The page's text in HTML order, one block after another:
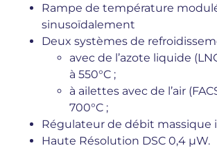
Rampe de température
sinusoïdalement
Deux systèmes de
avec de l’azote liquide
à 550°C ;
à ailettes avec de l’air
700°C ;
Régulateur de débit massique
Haute Résolution DSC 0,4 µW.